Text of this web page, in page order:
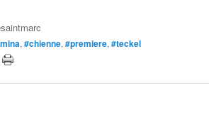
, #chienne, #premiere, #teckel